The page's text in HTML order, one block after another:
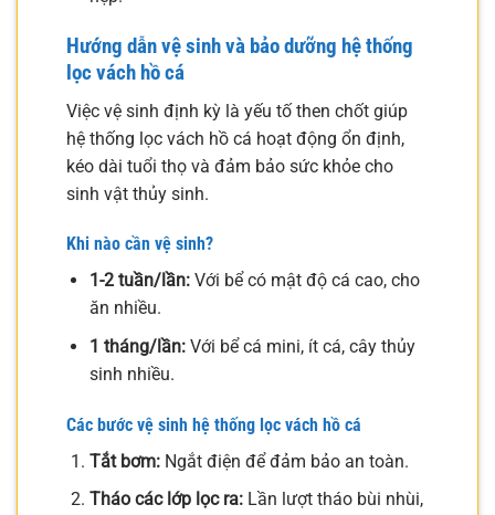
Hướng dẫn vệ sinh và bảo dưỡng hệ thống
lọc vách hồ cá
Việc vệ sinh định kỳ là yếu tố then chốt giúp
hệ thống lọc vách hồ cá hoạt động ổn định,
kéo dài tuổi thọ và đảm bảo sức khỏe cho
sinh vật thủy sinh.
Khi nào cần vệ sinh?
1-2 tuần/lần:Với bể có mật độ cá cao, cho
ăn nhiều.
1 tháng/lần:Với bể cá mini, ít cá, cây thủy
sinh nhiều.
Các bước vệ sinh hệ thống lọc vách hồ cá
Tắt bơm:Ngắt điện để đảm bảo an toàn.
Tháo các lớp lọc ra:Lần lượt tháo bùi nhùi,